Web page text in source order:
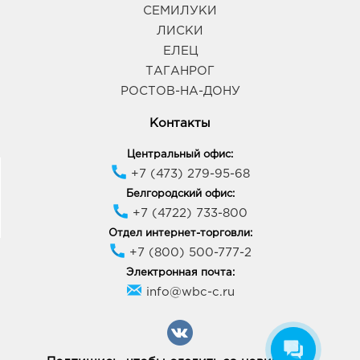
394074, Воронежская обл, г Воронеж, ул
Ростовская, д. 58/24
График работы: 9:00 - 21:00
Н.Усмань Аксиома: 506.0 руб.
Новая Усмань, ул Ленина, д. 263Б
График работы:
Воронеж Арена: 506.0 руб.
394077, Воронежская обл, г Воронеж, б-р Победы,
394070, Воронежская обл, г Воронеж, ул
СЕМИЛУКИ
ЛИСКИ
ЕЛЕЦ
ТАГАНРОГ
РОСТОВ-НА-ДОНУ
Контакты
Центральный офис:
+7 (473) 279-95-68
Белгородский офис:
+7 (4722) 733-800
Отдел интернет-торговли:
+7 (800) 500-777-2
Электронная почта:
info@wbc-c.ru